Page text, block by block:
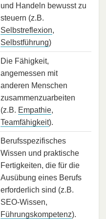
und Handeln bewusst zu
steuern (z.B.
Selbstreflexion,
Selbstführung)
Die Fähigkeit,
angemessen mit
anderen Menschen
zusammenzuarbeiten
(z.B. Empathie,
Teamfähigkeit).
Berufsspezifisches
Wissen und praktische
Fertigkeiten, die für die
Ausübung eines Berufs
erforderlich sind (z.B.
SEO-Wissen,
Führungskompetenz).